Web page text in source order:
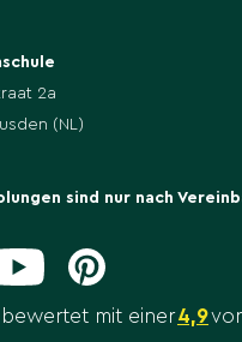
2a
(NL)
sind nur nach
mit einer4,9